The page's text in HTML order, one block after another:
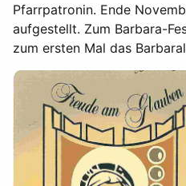
Pfarrpatronin. Ende
aufgestellt. Zum Barbara-
zum ersten Mal das